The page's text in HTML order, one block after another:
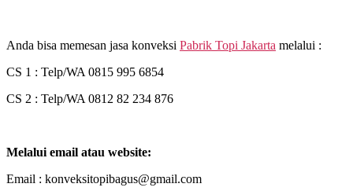
Anda bisa memesan jasa konveksi Pabrik Topi Jakarta melalui :
CS 1 : Telp/WA 0815 995 6854
CS 2 : Telp/WA 0812 82 234 876
Melalui email atau website:
Email : konveksitopibagus@gmail.com